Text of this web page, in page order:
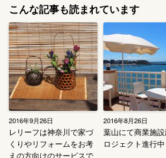
こんな記事も読まれています
2016年9月26日
レリーフは神奈川で家づ
くりやリフォームをお考
えの方向けのサービスで
2016年8月26日
葉山にて商業施
ロジェクト進行中